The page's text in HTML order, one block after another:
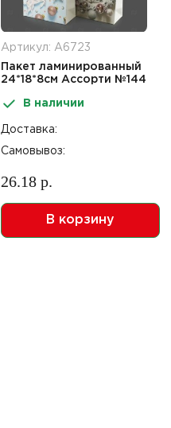
Артикул: А6723
Пакет ламинированный
24*18*8см Ассорти №144
В наличии
Доставка:
Самовывоз:
26.18 р.
В корзину